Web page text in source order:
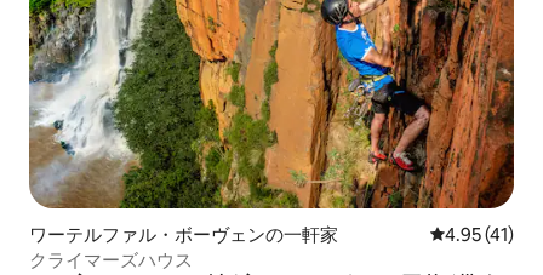
ワーテルファル・ボーヴェンの一軒家 レビュー41
4.95 (41)
クライマーズハウス